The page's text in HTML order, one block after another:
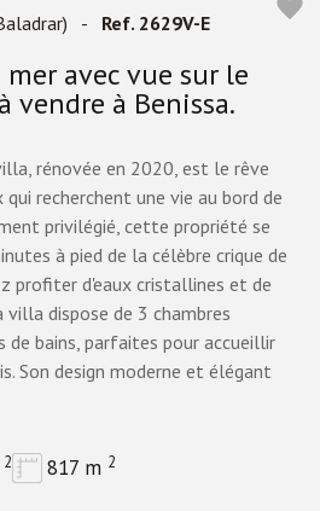
- Ref. 2629V-E
avec vue sur le
vendre à Benissa.
rénovée en 2020, est le rêve
recherchent une vie au bord de
privilégié, cette propriété se
à pied de la célèbre crique de
profiter d'eaux cristallines et de
villa dispose de 3 chambres
de bains, parfaites pour accueillir
Son design moderne et élégant
2 817 m 2